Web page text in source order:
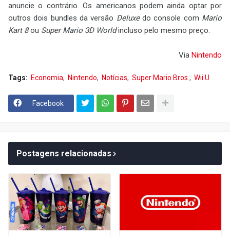
anuncie o contrário. Os americanos podem ainda optar por
outros dois bundles da versão Deluxedo console com Mario
Kart 8ou Super Mario 3D Worldincluso pelo mesmo preço.
Via Nintendo
Tags: Economia Nintendo Notícias Super Mario Bros. Wii U
Facebook
Postagens relacionadas